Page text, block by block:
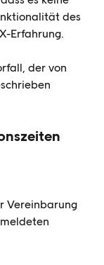
des
Erfahrung.
der von
Vereinbarung